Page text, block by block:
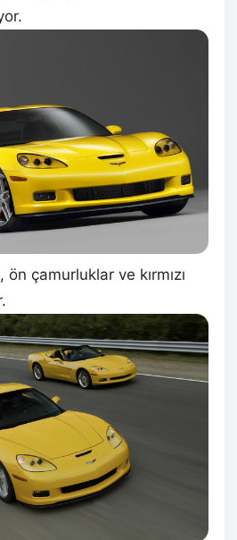
ön çamurluklar ve kırmızı